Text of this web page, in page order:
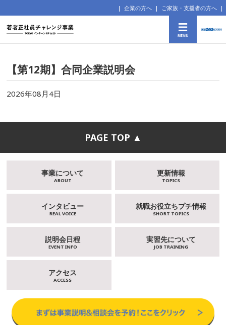
企業の方へ ご家族・支援者の方へ
【第12期】合同企業説明会
2026年08月4日
PAGE TOP ▲
事業について
ABOUT
更新情報
TOPICS
インタビュー
REAL VOICE
就職お役立ちプチ情報
SHORT TOPICS
説明会日程
EVENT INFO
実習先について
JOB TRAINING
アクセス
ACCESS